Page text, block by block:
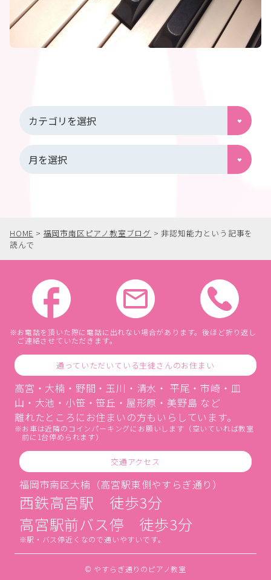
HOME > 福岡市南区ピアノ教室ブログ >非認知能力という記事を
読んで
お電話を頂いた際に電話に出れない場合があります。後ほど折り返し
ご連絡させていただきます。
通っていただいている生徒さんのお住まい
高宮・大楠・野間・玉川・清水・ 平尾・市崎・皿
山・大池・小笹・笹丘・屋形原・美野島 など
離れたところにお住まいの方もいらしています。
お車は近隣のコインパーキングにお願いします（空いていれば教室
前に1台停められます）
交通アクセス
福岡市南区大楠（高宮駅東側やすらぎ通り）
西鉄高宮駅 徒歩3分
高宮駅前バス停 徒歩3分
駅・バス停近くなので通いやすいです。
© やすらぎ通りのピアノ教室